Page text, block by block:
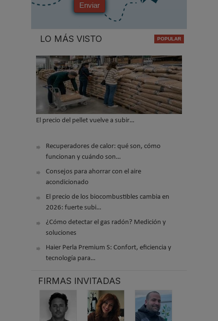
Enviar
LO MÁS VISTO
El precio del pellet vuelve a subir…
Recuperadores de calor: qué son, cómo
funcionan y cuándo son…
Consejos para ahorrar con el aire
acondicionado
El precio de los biocombustibles cambia en
2026: fuerte subi…
¿Cómo detectar el gas radón? Medición y
soluciones
Haier Perla Premium S: Confort, eficiencia y
tecnología para…
FIRMAS INVITADAS